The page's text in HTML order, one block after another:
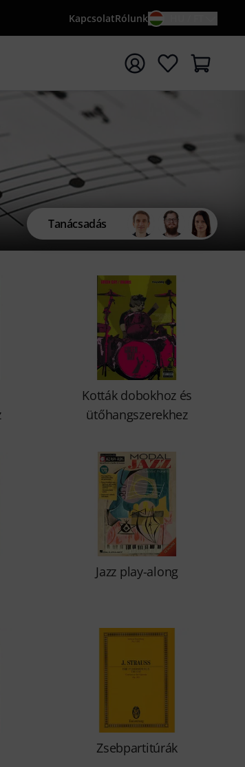
KapcsolatRólunk
keresőszóval
Tanácsadás
Kották dobokhoz és
ütőhangszerekhez
Jazz play-along
Zsebpartitúrák